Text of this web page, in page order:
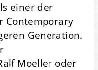
einer der
Contemporary
Generation.
Moeller oder